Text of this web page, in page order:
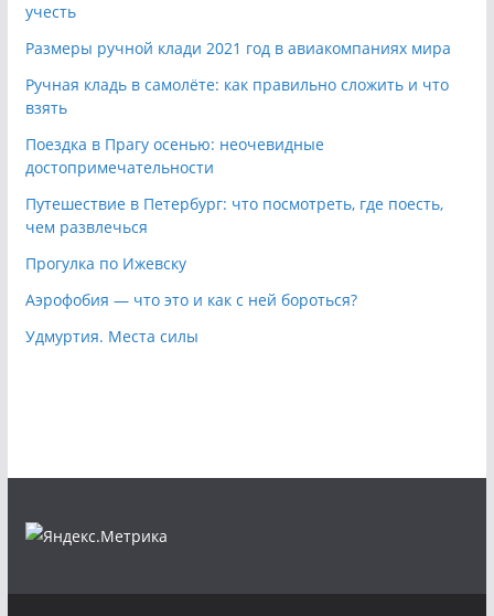
учесть
Размеры ручной клади 2021 год в авиакомпаниях мира
Ручная кладь в самолёте: как правильно сложить и что
взять
Поездка в Прагу осенью: неочевидные
достопримечательности
Путешествие в Петербург: что посмотреть, где поесть,
чем развлечься
Прогулка по Ижевску
Аэрофобия — что это и как с ней бороться?
Удмуртия. Места силы